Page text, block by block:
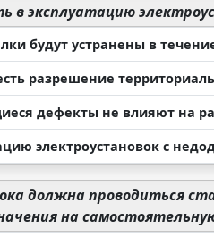
в эксплуатацию
будут устранены в
разрешение
дефекты не влияют на
электроустановок с
должна проводиться
на